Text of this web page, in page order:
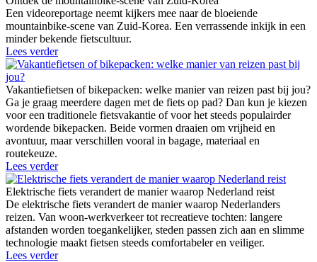
Een videoreportage neemt kijkers mee naar de bloeiende
mountainbike-scene van Zuid-Korea. Een verrassende inkijk in een
minder bekende fietscultuur.
Lees verder
Vakantiefietsen of bikepacken: welke manier van reizen past bij jou?
Ga je graag meerdere dagen met de fiets op pad? Dan kun je kiezen
voor een traditionele fietsvakantie of voor het steeds populairder
wordende bikepacken. Beide vormen draaien om vrijheid en
avontuur, maar verschillen vooral in bagage, materiaal en
routekeuze.
Lees verder
Elektrische fiets verandert de manier waarop Nederland reist
De elektrische fiets verandert de manier waarop Nederlanders
reizen. Van woon-werkverkeer tot recreatieve tochten: langere
afstanden worden toegankelijker, steden passen zich aan en slimme
technologie maakt fietsen steeds comfortabeler en veiliger.
Lees verder